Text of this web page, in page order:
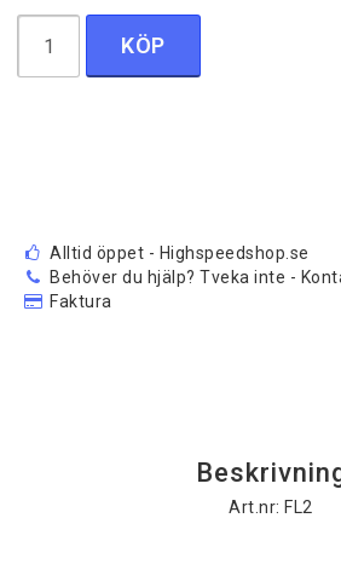
KÖP
Alltid öppet - Highspeedshop.se
Behöver du hjälp? Tveka inte -
Faktura
Art.nr: FL2